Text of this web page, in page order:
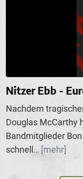
Nitzer Ebb -
Nachdem tragischen und viel zu frühem Tod von
Douglas McCarthy
Bandmitglieder
schnell... [mehr]